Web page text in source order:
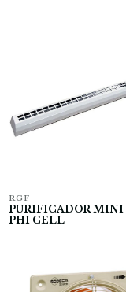
RGF
PURIFICADOR MINI
PHI CELL